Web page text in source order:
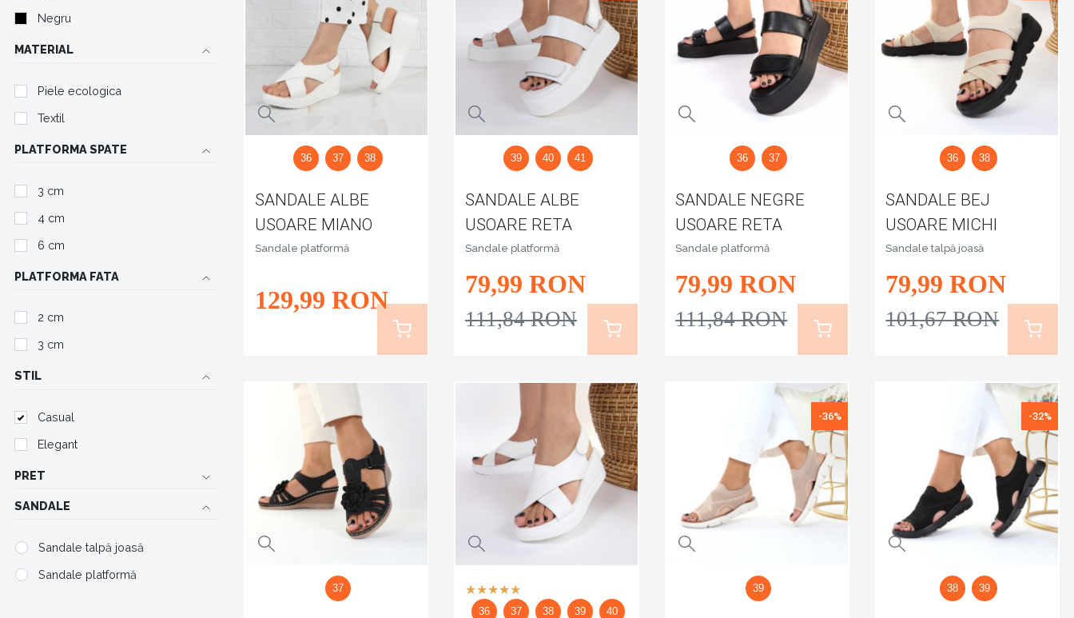
Negru
MATERIAL
Piele ecologica
Textil
PLATFORMA SPATE
3 cm
4 cm
6 cm
PLATFORMA FATA
2 cm
3 cm
STIL
Casual
Elegant
PRET
SANDALE
Sandale talpă joasă
Sandale platformă
Descoperă o varietate mare de sandale
Ești o fire îndrăzneață? Optează pentru o pereche de sandale galbene sau roșii! Ești o fire conservatoare? Ai multe modele de sandale
clasice, în nuanțe nude, pe care le poți încerca. În magazinul nostru vei găsi sandalele pe care ți le dorești – confortabile, rezistente și cu un
aspect modern. Poți fi sigură că vor fi remarcate instant atunci când te întâlnești cu prietenele tale, așa că, spune-le și lor de unde le ai!
SANDALE ALBE
USOARE MIANO
Sandale platformă
129,99 RON
36 37 38
SANDALE ALBE
USOARE RETA
Sandale platformă
79,99 RON
111,84 RON
39 40 41
SANDALE NEGRE
USOARE RETA
Sandale platformă
79,99 RON
111,84 RON
36 37
SANDALE BEJ
USOARE MICHI
Sandale talpă joasă
79,99 RON
101,67 RON
36 38
37
36 37 38 39 40
-36%
39
-32%
38 39